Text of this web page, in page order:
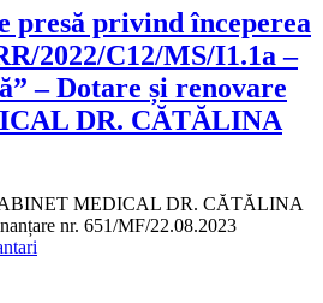
presă privind începerea
2022/C12/MS/I1.1a –
– Dotare și renovare
DR. CĂTĂLINA
MEDICAL DR. CĂTĂLINA
nr. 651/MF/22.08.2023